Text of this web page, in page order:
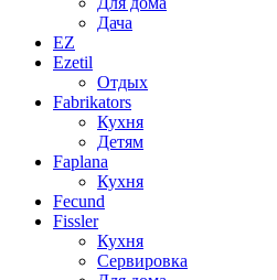
Дача
EZ
Ezetil
Отдых
Fabrikators
Кухня
Детям
Faplana
Кухня
Fecund
Fissler
Кухня
Сервировка